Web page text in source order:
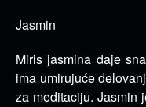
Jasmin
Miris jasmina daje
ima umirujuće
za meditaciju. Jasmin